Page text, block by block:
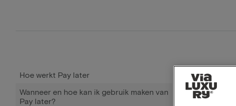
Hoe werkt Pay later
Wanneer en hoe kan ik gebruik maken van
Pay later?